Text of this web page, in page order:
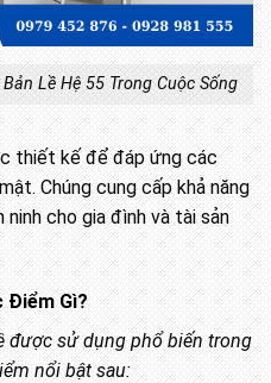
Lề Hệ 55 Trong Cuộc Sống
thiết kế để đáp ứng các
Chúng cung cấp khả năng
ninh cho gia đình và tài sản
Điểm Gì?
được sử dụng phổ biến trong
nổi bật sau: